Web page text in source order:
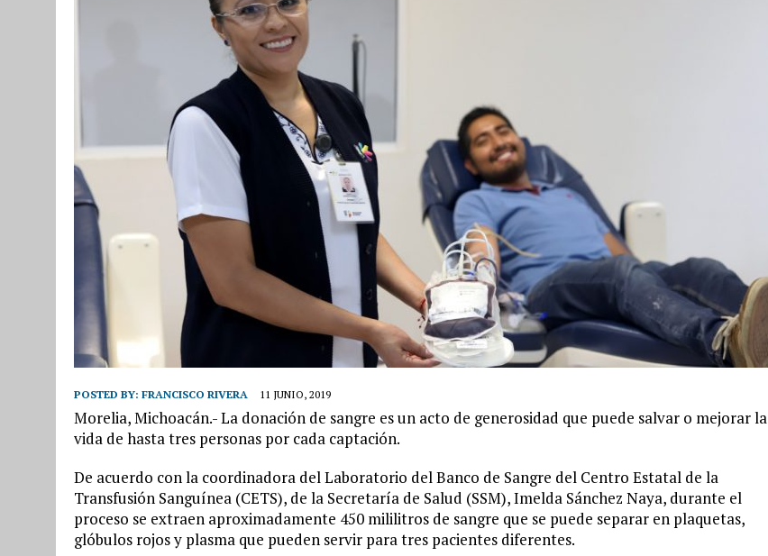
POSTED BY: FRANCISCO RIVERA 11 JUNIO, 2019
Morelia, Michoacán.- La donación de sangre es un acto de generosidad que puede salvar o mejorar la
vida de hasta tres personas por cada captación.
De acuerdo con la coordinadora del Laboratorio del Banco de Sangre del Centro Estatal de la
Transfusión Sanguínea (CETS), de la Secretaría de Salud (SSM), Imelda Sánchez Naya, durante el
proceso se extraen aproximadamente 450 mililitros de sangre que se puede separar en plaquetas,
glóbulos rojos y plasma que pueden servir para tres pacientes diferentes.